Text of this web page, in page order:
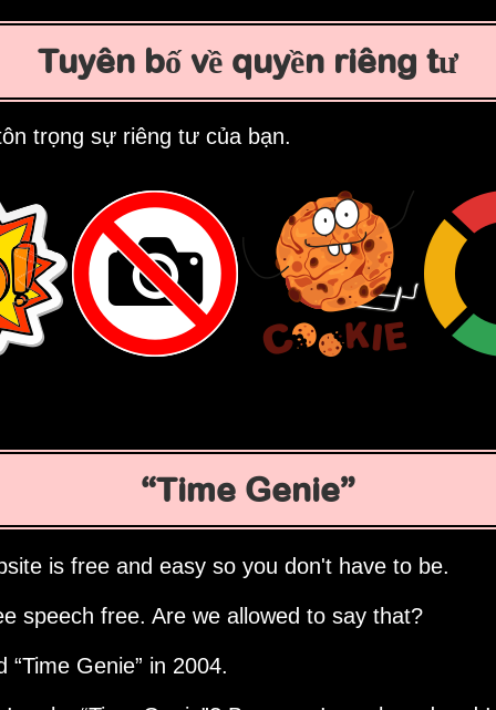
Tuyên bố về quyền riêng tư
trọng sự riêng tư của bạn.
Time Genie
is free and easy so you don't have to be.
speech free. Are we allowed to say that?
Time Genie in 2004.